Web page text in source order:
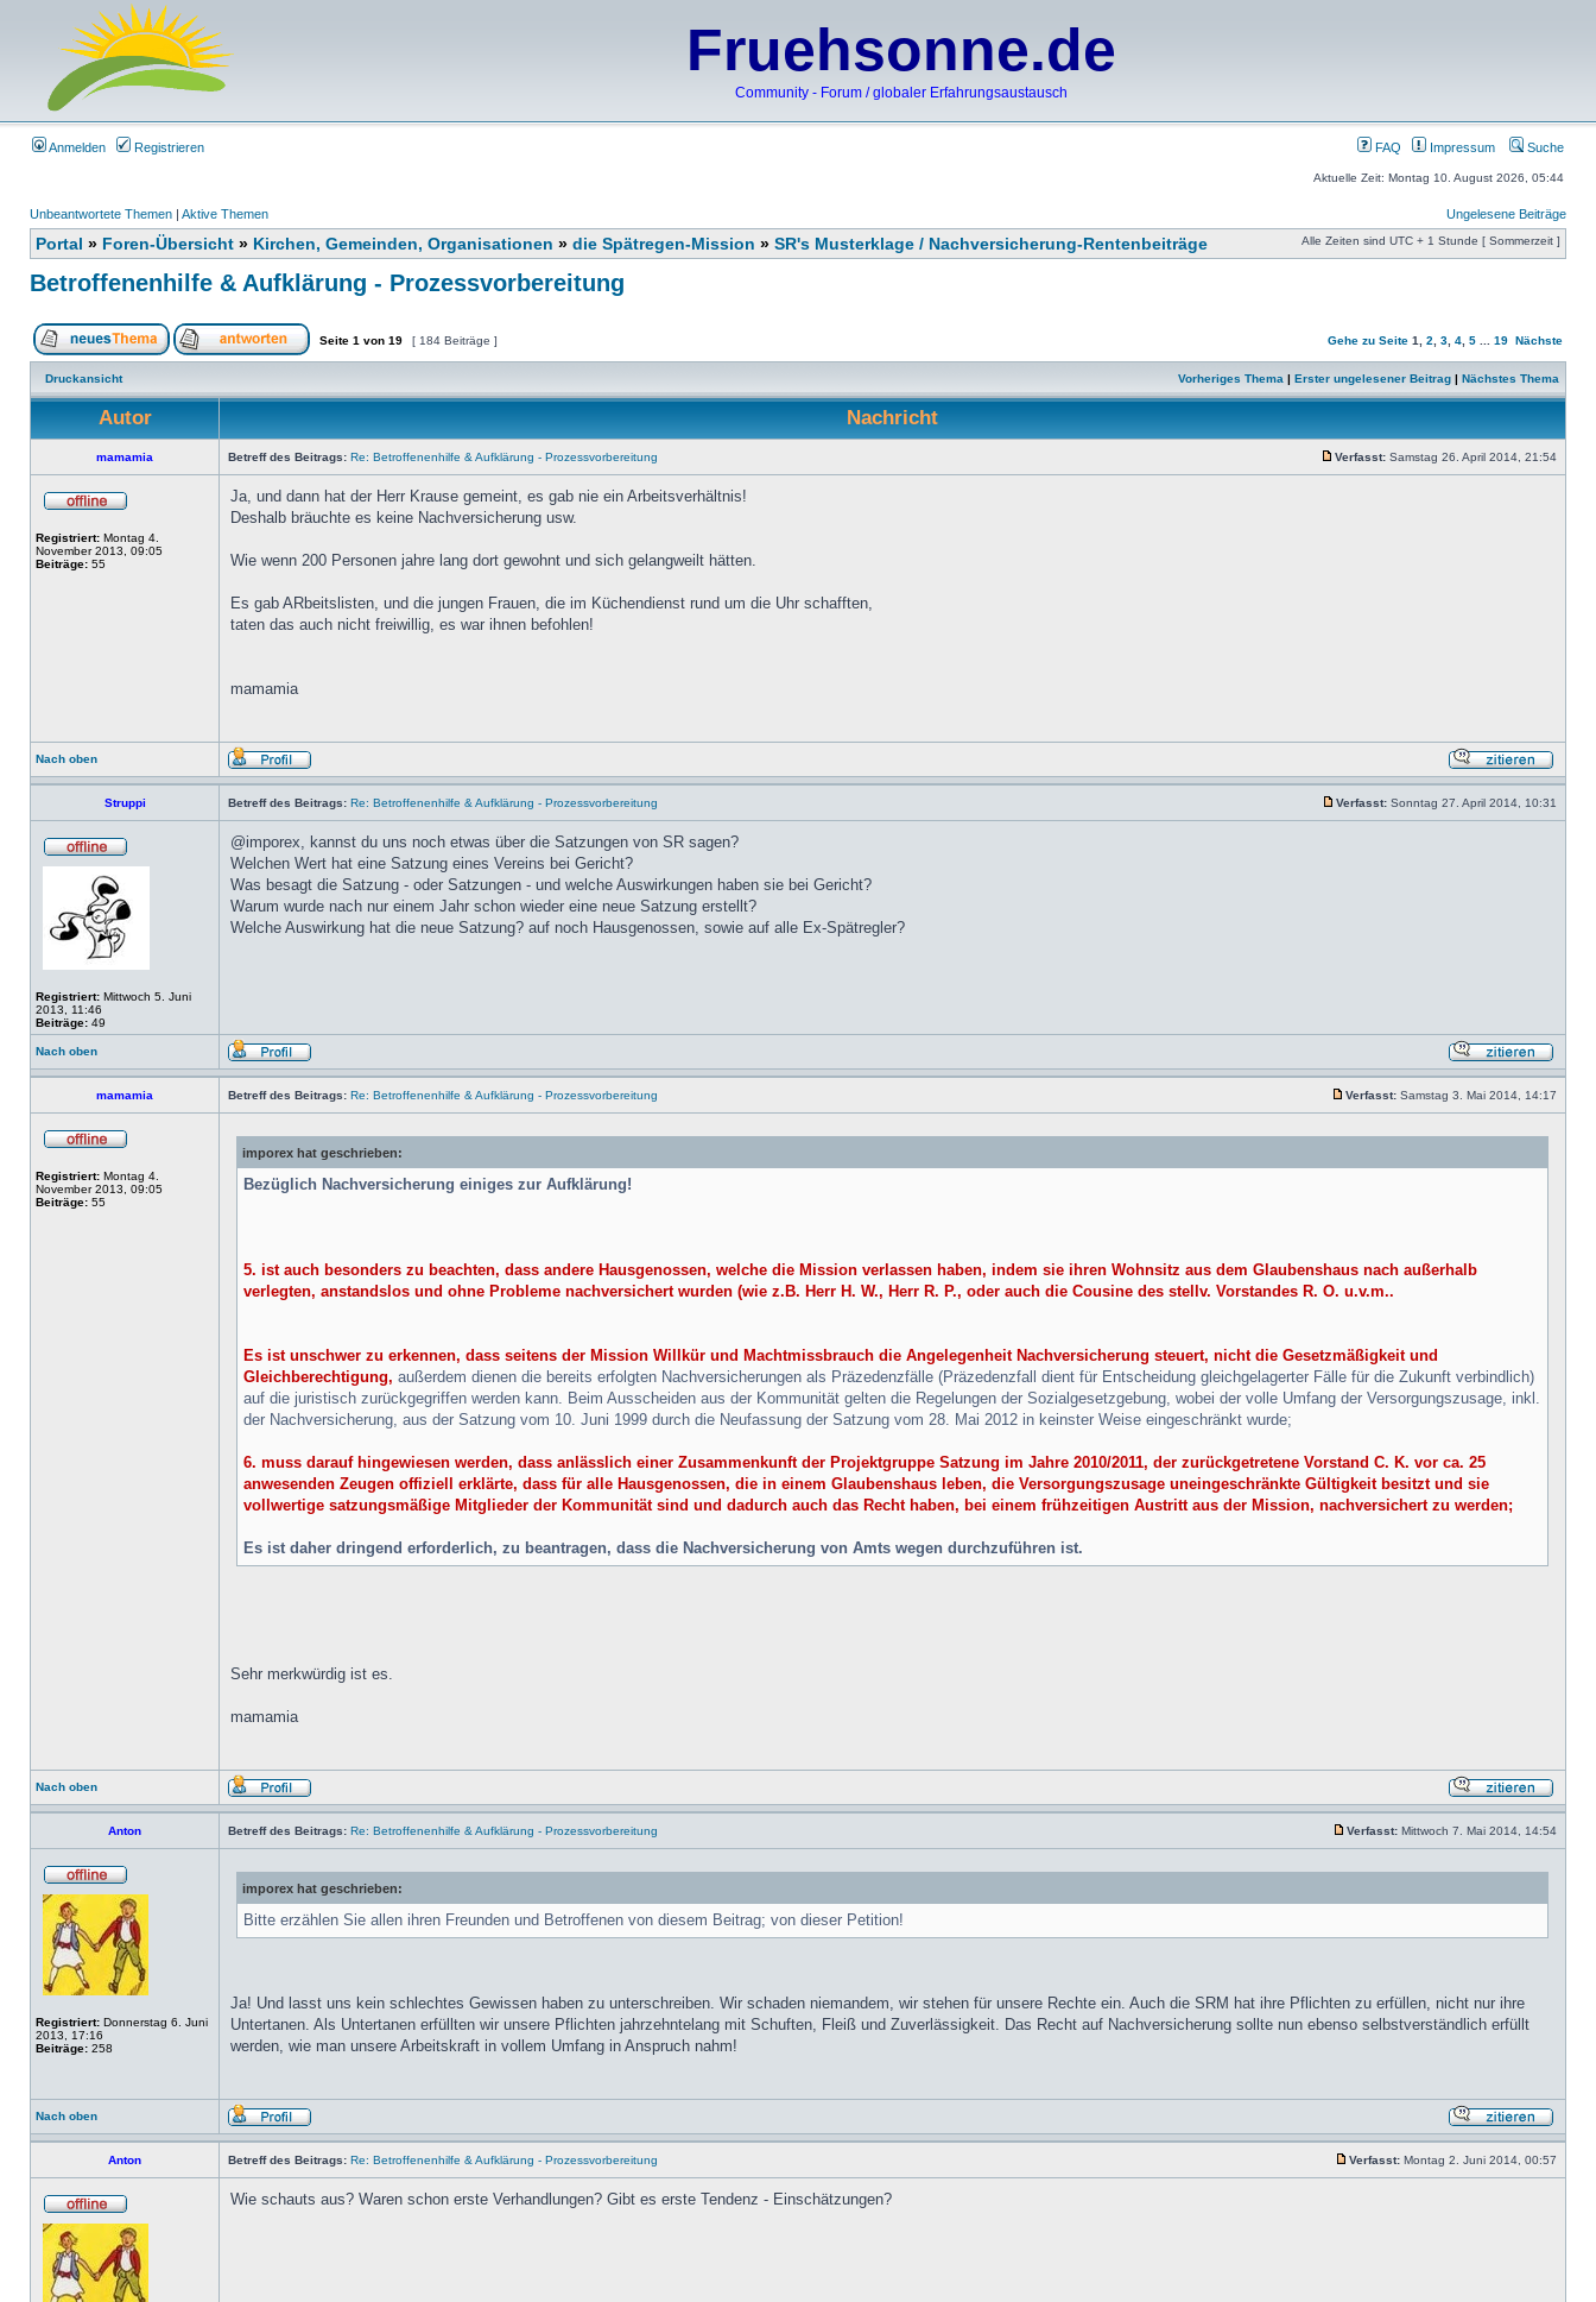
Fruehsonne.de
Community - Forum / globaler Erfahrungsaustausch
Anmelden Registrieren FAQ Impressum Suche
Aktuelle Zeit: Montag 10. August 2026, 05:44
Unbeantwortete Themen | Aktive Themen Ungelesene Beiträge
Portal » Foren-Übersicht » Kirchen, Gemeinden, Organisationen » die Spätregen-Mission » SR's Musterklage / Nachversicherung-Rentenbeiträge Alle Zeiten sind UTC + 1 Stunde [ Sommerzeit ]
Betroffenenhilfe & Aufklärung - Prozessvorbereitung
Seite 1 von 19 [ 184 Beiträge ] Gehe zu Seite 1 2 3 4 5 19 Nächste
Druckansicht Vorheriges Thema | Erster ungelesener Beitrag | Nächstes Thema
Autor Nachricht
mamamia Betreff des Beitrags: Re: Betroffenenhilfe & Aufklärung - Prozessvorbereitung Verfasst: Samstag 26. April 2014, 21:54
Registriert: Montag 4.
November 2013, 09:05
Beiträge: 55
Ja, und dann hat der Herr Krause gemeint, es gab nie ein Arbeitsverhältnis!
Deshalb bräuchte es keine Nachversicherung usw.
Wie wenn 200 Personen jahre lang dort gewohnt und sich gelangweilt hätten.
Es gab ARbeitslisten, und die jungen Frauen, die im Küchendienst rund um die Uhr schafften,
taten das auch nicht freiwillig, es war ihnen befohlen!
mamamia
Nach oben
Struppi Betreff des Beitrags: Re: Betroffenenhilfe & Aufklärung - Prozessvorbereitung Verfasst: Sonntag 27. April 2014, 10:31
Registriert: Mittwoch 5. Juni
2013, 11:46
Beiträge: 49
@imporex, kannst du uns noch etwas über die Satzungen von SR sagen?
Welchen Wert hat eine Satzung eines Vereins bei Gericht?
Was besagt die Satzung - oder Satzungen - und welche Auswirkungen haben sie bei Gericht?
Warum wurde nach nur einem Jahr schon wieder eine neue Satzung erstellt?
Welche Auswirkung hat die neue Satzung? auf noch Hausgenossen, sowie auf alle Ex-Spätregler?
Nach oben
mamamia Betreff des Beitrags: Re: Betroffenenhilfe & Aufklärung - Prozessvorbereitung Verfasst: Samstag 3. Mai 2014, 14:17
Registriert: Montag 4.
November 2013, 09:05
Beiträge: 55
imporex hat geschrieben:
Bezüglich Nachversicherung einiges zur Aufklärung!
5. ist auch besonders zu beachten, dass andere Hausgenossen, welche die Mission verlassen haben, indem sie ihren Wohnsitz aus dem Glaubenshaus nach außerhalb
verlegten, anstandslos und ohne Probleme nachversichert wurden (wie z.B. Herr H. W., Herr R. P., oder auch die Cousine des stellv. Vorstandes R. O. u.v.m..
Es ist unschwer zu erkennen, dass seitens der Mission Willkür und Machtmissbrauch die Angelegenheit Nachversicherung steuert, nicht die Gesetzmäßigkeit und
Gleichberechtigung, außerdem dienen die bereits erfolgten Nachversicherungen als Präzedenzfälle (Präzedenzfall dient für Entscheidung gleichgelagerter Fälle für die Zukunft verbindlich)
auf die juristisch zurückgegriffen werden kann. Beim Ausscheiden aus der Kommunität gelten die Regelungen der Sozialgesetzgebung, wobei der volle Umfang der Versorgungszusage, inkl.
der Nachversicherung, aus der Satzung vom 10. Juni 1999 durch die Neufassung der Satzung vom 28. Mai 2012 in keinster Weise eingeschränkt wurde;
6. muss darauf hingewiesen werden, dass anlässlich einer Zusammenkunft der Projektgruppe Satzung im Jahre 2010/2011, der zurückgetretene Vorstand C. K. vor ca. 25
anwesenden Zeugen offiziell erklärte, dass für alle Hausgenossen, die in einem Glaubenshaus leben, die Versorgungszusage uneingeschränkte Gültigkeit besitzt und sie
vollwertige satzungsmäßige Mitglieder der Kommunität sind und dadurch auch das Recht haben, bei einem frühzeitigen Austritt aus der Mission, nachversichert zu werden;
Es ist daher dringend erforderlich, zu beantragen, dass die Nachversicherung von Amts wegen durchzuführen ist.
Sehr merkwürdig ist es.
mamamia
Nach oben
Anton Betreff des Beitrags: Re: Betroffenenhilfe & Aufklärung - Prozessvorbereitung Verfasst: Mittwoch 7. Mai 2014, 14:54
Registriert: Donnerstag 6. Juni
2013, 17:16
Beiträge: 258
imporex hat geschrieben:
Bitte erzählen Sie allen ihren Freunden und Betroffenen von diesem Beitrag; von dieser Petition!
Ja! Und lasst uns kein schlechtes Gewissen haben zu unterschreiben. Wir schaden niemandem, wir stehen für unsere Rechte ein. Auch die SRM hat ihre Pflichten zu erfüllen, nicht nur ihre
Untertanen. Als Untertanen erfüllten wir unsere Pflichten jahrzehntelang mit Schuften, Fleiß und Zuverlässigkeit. Das Recht auf Nachversicherung sollte nun ebenso selbstverständlich erfüllt
werden, wie man unsere Arbeitskraft in vollem Umfang in Anspruch nahm!
Nach oben
Anton Betreff des Beitrags: Re: Betroffenenhilfe & Aufklärung - Prozessvorbereitung Verfasst: Montag 2. Juni 2014, 00:57
Wie schauts aus? Waren schon erste Verhandlungen? Gibt es erste Tendenz - Einschätzungen?